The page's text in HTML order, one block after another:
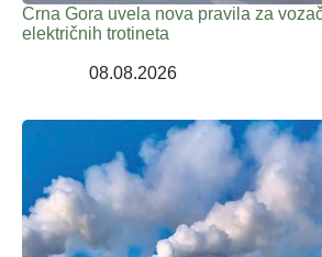
Crna Gora uvela nova pravila za
električnih trotineta
08.08.2026